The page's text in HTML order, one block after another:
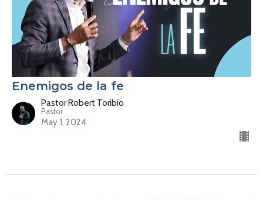
Enemigos de la fe
Pastor Robert Toribio
Pastor
May 1, 2024